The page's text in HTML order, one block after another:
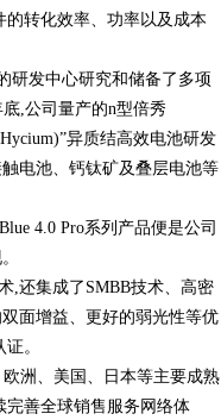
转化效率、功率以及成本
研发中心研究和储备了多项
,公司量产的n型倍秀
异质结高效电池研发
电池、钙钛矿及叠层电池等
4.0 Pro系列产品便是公司
,还集成了SMBB技术、高密
面增益、更好的弱光性等优
。
洲、美国、日本等主要成熟
完善全球销售服务网络体